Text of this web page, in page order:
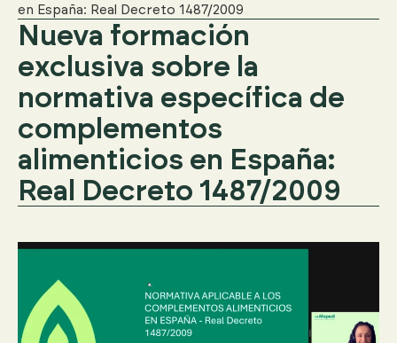
en España: Real Decreto 1487/2009
Nueva formación
exclusiva sobre la
normativa específica de
complementos
alimenticios en España:
Real Decreto 1487/2009